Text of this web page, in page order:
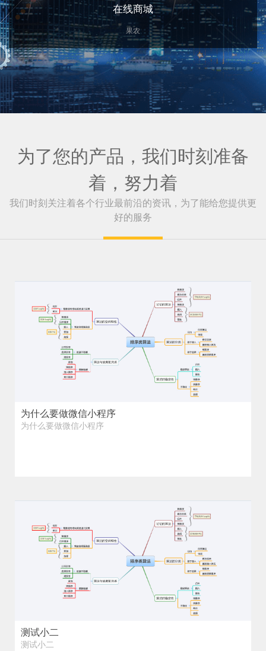
在线商城
果农
为了您的产品，我们时刻准备
着，努力着
我们时刻关注着各个行业最前沿的资讯，为了能给您提供更
好的服务
为什么要做微信小程序
为什么要做微信小程序
测试小二
测试小二